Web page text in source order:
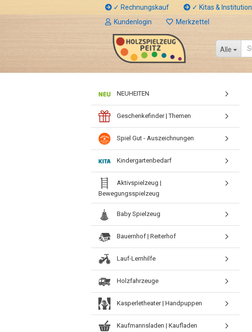
✓ Rechnungskauf ✓ Kitas & Institution
Kundenlogin
Merkzettel
Alle
NEUHEITEN
Geschenkefinder | Themen
Spiel Gut - Auszeichnungen
Kindergartenbedarf
Aktivspielzeug |
Bewegungsspielzeug
Baby Spielzeug
Bauernhof | Reiterhof
Lauf-Lernhilfe
Holzfahrzeuge
Kasperletheater | Handpuppen
Kaufmannsladen | Kaufladen